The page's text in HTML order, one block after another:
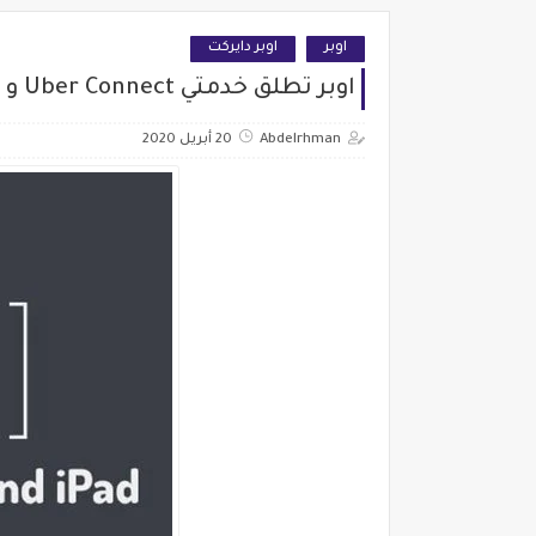
اوبر اوبر دايركت
اوبر تطلق خدمتي Uber Connect و Uber Direct .. اعرف التفاصيل
Abdelrhman 20 أبريل 2020